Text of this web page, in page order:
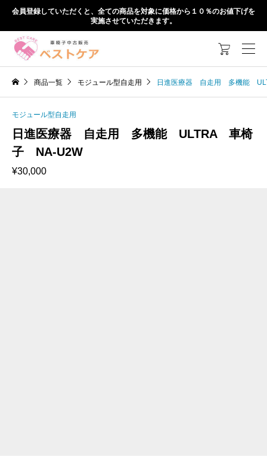
会員登録していただくと、全ての商品を対象に価格から１０％のお値下げを
実施させていただきます。

商品一覧 モジュール型自走用 日進医療器 自走用 多機能
モジュール型自走用
日進医療器 自走用 多機能 ULTRA 車椅
子 NA-U2W
¥30,000